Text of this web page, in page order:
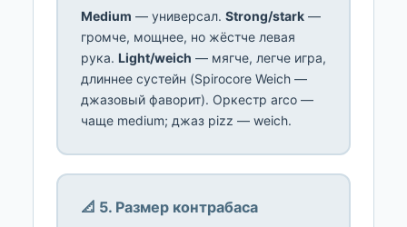
Medium — универсал. Strong/stark —
громче, мощнее, но жёстче левая
рука. Light/weich — мягче, легче игра,
длиннее сустейн (Spirocore Weich —
джазовый фаворит). Оркестр arco —
чаще medium; джаз pizz — weich.
📐 5. Размер контрабаса